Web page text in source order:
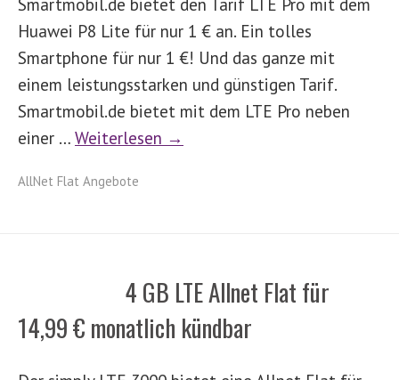
Huawei P8 Lite für nur 1 € an. Ein tolles
Smartphone für nur 1 €! Und das ganze mit
einem leistungsstarken und günstigen Tarif.
Smartmobil.de bietet mit dem LTE Pro neben
einer … Weiterlesen →
AllNet Flat Angebote
4 GB LTE Allnet Flat für
14,99 € monatlich kündbar